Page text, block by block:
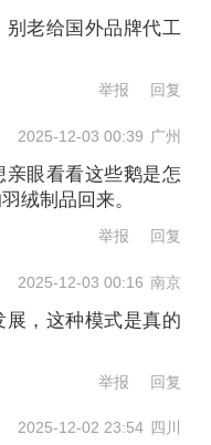
尤尼克斯生产
量精良且几乎没
球”的订单也放
料、球头、捆
了筛选制造的
老给国外品牌代工
举报 回复
2025-12-03 00:39 广州
眼看看这些鹅是怎
绒制品回来。
举报 回复
2025-12-03 00:16 南京
展，这种模式是真的
举报 回复
2025-12-02 23:54 四川